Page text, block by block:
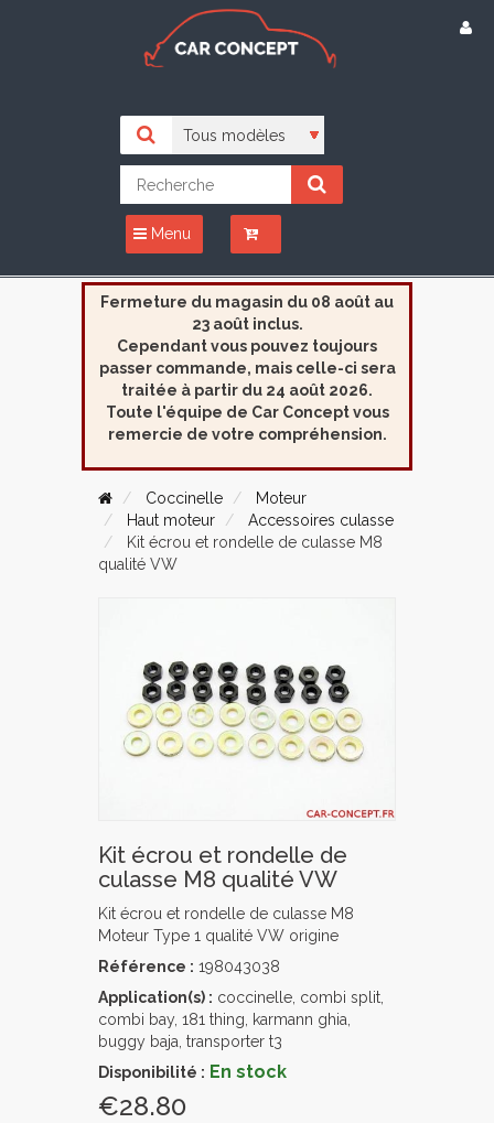
Menu
Fermeture du magasin du 08 août au
23 août inclus.
Cependant vous pouvez toujours
passer commande, mais celle-ci sera
traitée à partir du 24 août 2026.
Toute l'équipe de Car Concept vous
remercie de votre compréhension.
Coccinelle
Moteur
Haut moteur
Accessoires culasse
Kit écrou et rondelle de culasse M8
qualité VW
Kit écrou et rondelle de
culasse M8 qualité VW
Kit écrou et rondelle de culasse M8
Moteur Type 1 qualité VW origine
Référence : 198043038
Application(s) : coccinelle, combi split,
combi bay, 181 thing, karmann ghia,
buggy baja, transporter t3
Disponibilité : En stock
€28.80